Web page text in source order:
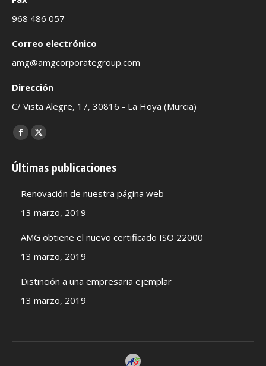
968 486 057
Correo electrónico
amg@amgcorporategroup.com
Dirección
C/ Vista Alegre, 17, 30816 - La Hoya (Murcia)
Encuéntranos en:
Facebook
opens
new
window
X
opens
new
window
Últimas publicaciones
Renovación de nuestra página web
13 marzo, 2019
AMG obtiene el nuevo certificado ISO 22000
13 marzo, 2019
Distinción a una empresaria ejemplar
13 marzo, 2019